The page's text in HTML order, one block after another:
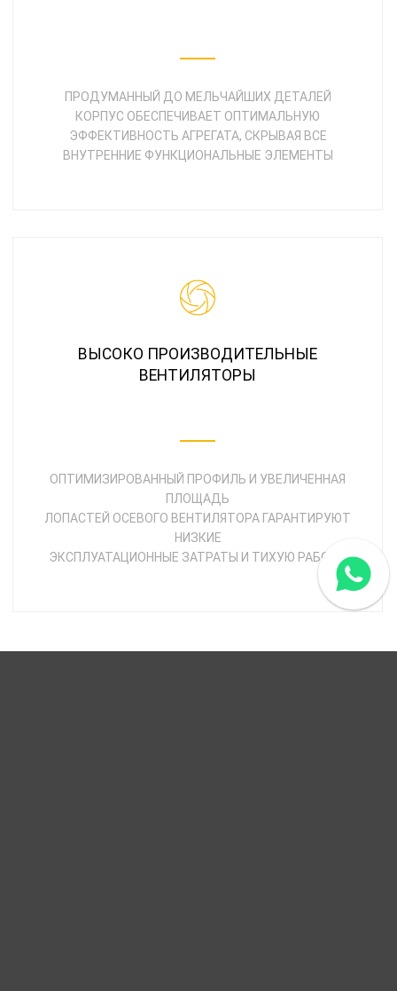
ПРОДУМАННЫЙ ДО МЕЛЬЧАЙШИХ ДЕТАЛЕЙ
КОРПУС ОБЕСПЕЧИВАЕТ ОПТИМАЛЬНУЮ
ЭФФЕКТИВНОСТЬ АГРЕГАТА, СКРЫВАЯ ВСЕ
ВНУТРЕННИЕ ФУНКЦИОНАЛЬНЫЕ ЭЛЕМЕНТЫ
ВЫСОКО ПРОИЗВОДИТЕЛЬНЫЕ
ВЕНТИЛЯТОРЫ
ОПТИМИЗИРОВАННЫЙ ПРОФИЛЬ И УВЕЛИЧЕННАЯ
ПЛОЩАДЬ
ЛОПАСТЕЙ ОСЕВОГО ВЕНТИЛЯТОРА ГАРАНТИРУЮТ
НИЗКИЕ
ЭКСПЛУАТАЦИОННЫЕ ЗАТРАТЫ И ТИХУЮ РАБОТУ